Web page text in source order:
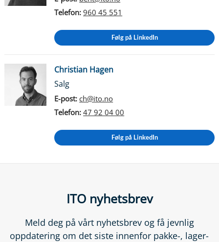
Telefon: 960 45 551
Følg på LinkedIn
Christian Hagen
Salg
E-post: ch@ito.no
Telefon: 47 92 04 00
Følg på LinkedIn
ITO nyhetsbrev
Meld deg på vårt nyhetsbrev og få jevnlig
oppdatering om det siste innenfor pakke-, lager-